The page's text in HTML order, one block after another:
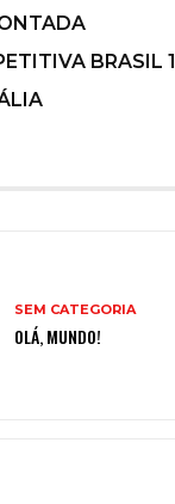
BRASIL 1
SEM CATEGORIA
OLÁ, MUNDO!